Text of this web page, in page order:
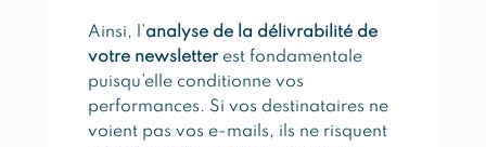
Ainsi, l’analyse de la délivrabilité de
votre newsletterest fondamentale
puisqu’elle conditionne vos
performances. Si vos destinataires ne
voient pas vos e-mails, ils ne risquent